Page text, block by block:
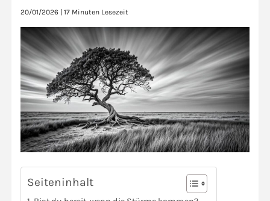
20/01/2026 17 Minuten Lesezeit
Seiteninhalt